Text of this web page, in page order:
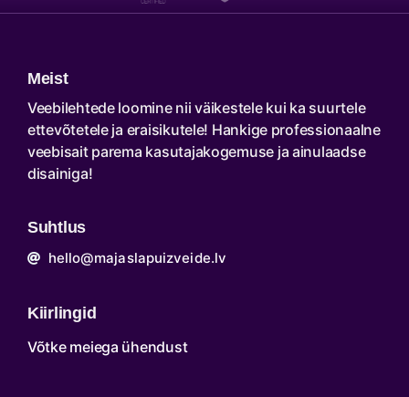
Meist
Veebilehtede loomine nii väikestele kui ka suurtele
ettevõtetele ja eraisikutele! Hankige professionaalne
veebisait parema kasutajakogemuse ja ainulaadse
disainiga!
Suhtlus
hello@majaslapuizveide.lv
Kiirlingid
Võtke meiega ühendust